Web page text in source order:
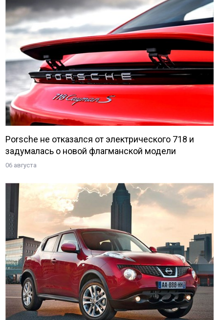
Porsche не отказался от электрического 718 и
задумалась о новой флагманской модели
06 августа